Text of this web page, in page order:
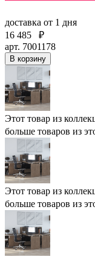
доставка от 1 дня
16 485
₽
арт. 7001178
В корзину
Этот товар из
больше товаров из
Этот товар из
больше товаров из